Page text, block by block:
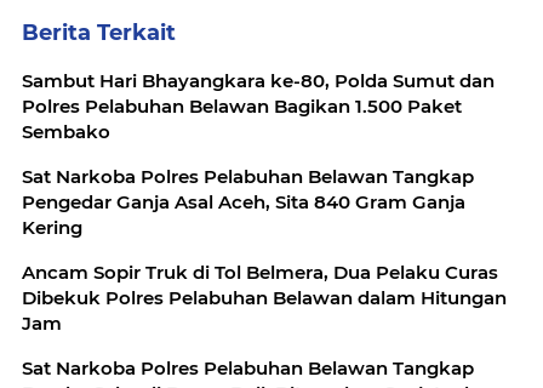
Berita Terkait
Sambut Hari Bhayangkara ke-80, Polda Sumut dan
Polres Pelabuhan Belawan Bagikan 1.500 Paket
Sembako
Sat Narkoba Polres Pelabuhan Belawan Tangkap
Pengedar Ganja Asal Aceh, Sita 840 Gram Ganja
Kering
Ancam Sopir Truk di Tol Belmera, Dua Pelaku Curas
Dibekuk Polres Pelabuhan Belawan dalam Hitungan
Jam
Sat Narkoba Polres Pelabuhan Belawan Tangkap